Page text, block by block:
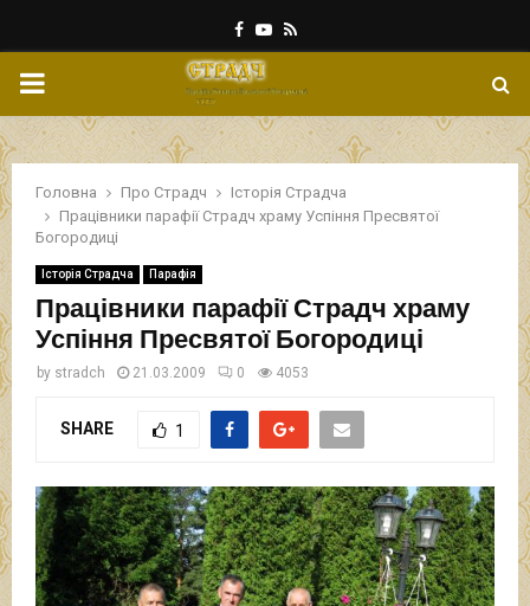
Facebook
Youtube
Rss
PRIMARY
MENU
Головна Про Страдч
Історія Страдча
Працівники парафії Страдч храму Успіння Пресвятої
Богородиці
Історія Страдча Парафія
Працівники парафії Страдч храму
Успіння Пресвятої Богородиці
by stradch 21.03.2009 0 4053
SHARE 1